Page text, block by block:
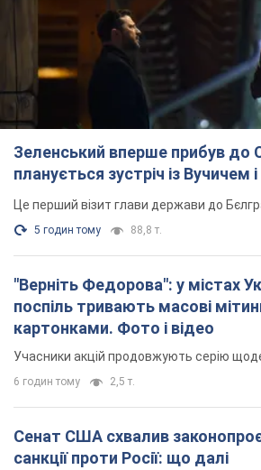
Зеленський вперше прибув до
планується зустріч із Вучичем
Це перший візит глави держави до
5 годин тому 88,8 т.
"Верніть Федорова": у містах
поспіль тривають масові
картонками. Фото і відео
Учасники акцій продовжують серію
6 годин тому 2,5 т.
Сенат США схвалив
санкції проти Росії: що далі